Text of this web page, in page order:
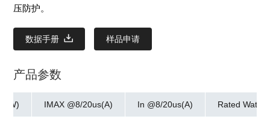
压防护。
数据手册 样品申请
产品参数
IMAX @8/20us(A) In @8/20us(A) Rated